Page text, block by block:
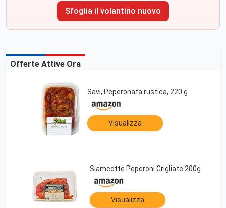
Sfoglia il volantino nuovo
Offerte Attive Ora
Savi, Peperonata rustica, 220 g
Visualizza
Siamcotte Peperoni Grigliate 200g
Visualizza